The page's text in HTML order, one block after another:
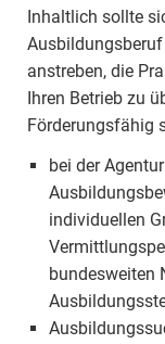
Inhaltlich sollte
anstreben, die
Ihren Betrieb zu
Förderungsfähig
bei der
individuellen
bundesweiten